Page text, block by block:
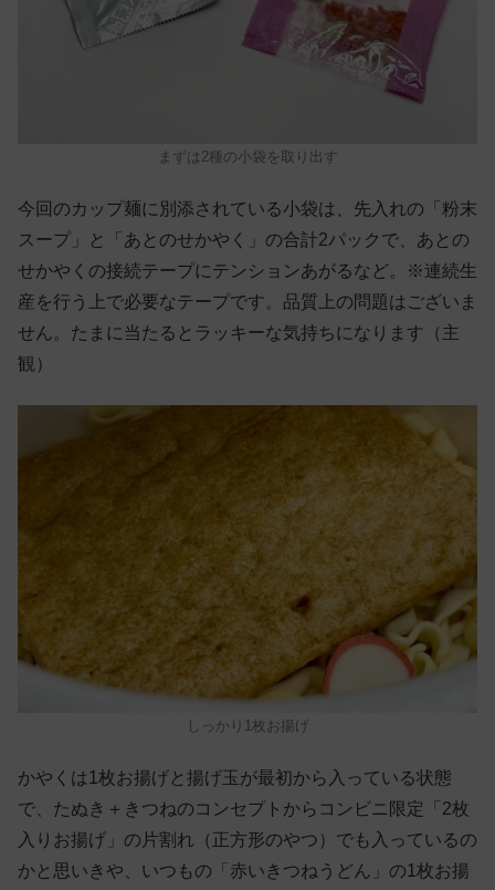
まずは2種の小袋を取り出す
今回のカップ麺に別添されている小袋は、先入れの「粉末
スープ」と「あとのせかやく」の合計2パックで、あとの
せかやくの接続テープにテンションあがるなど。※連続生
産を行う上で必要なテープです。品質上の問題はございま
せん。たまに当たるとラッキーな気持ちになります（主
観）
しっかり1枚お揚げ
かやくは1枚お揚げと揚げ玉が最初から入っている状態
で、たぬき＋きつねのコンセプトからコンビニ限定「2枚
入りお揚げ」の片割れ（正方形のやつ）でも入っているの
かと思いきや、いつもの「赤いきつねうどん」の1枚お揚